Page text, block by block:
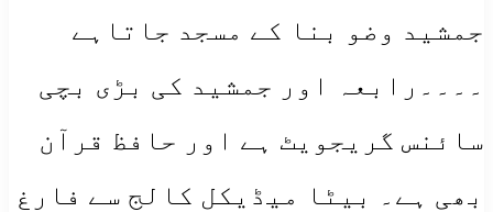
جمشید وضو بنا کے مسجد جاتاہے
۔۔۔۔رابعہ اور جمشید کی بڑی بچی
سائنس گریجویٹ ہے اور حافظ قرآن
بھی ہے۔ بیٹا میڈیکل کالج سے فارغ